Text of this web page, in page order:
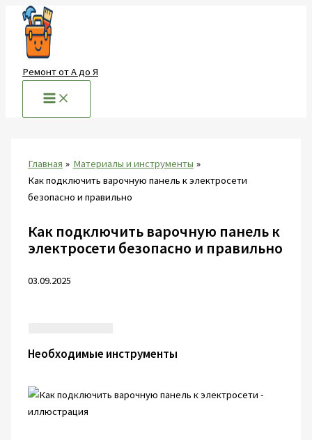
Перейти
содержимому
Ремонт от А до Я
Главная
Материалы и инструменты
Как подключить варочную панель к электросети
безопасно и правильно
Как подключить варочную панель к
электросети безопасно и правильно
03.09.2025
Необходимые инструменты